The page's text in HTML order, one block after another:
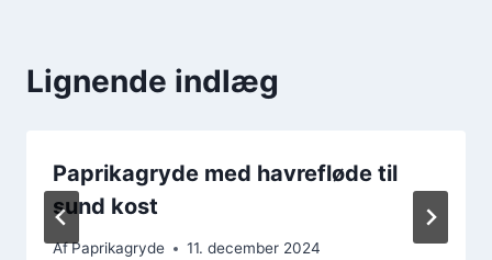
Lignende indlæg
Paprikagryde med havrefløde til
sund kost
AfPaprikagryde 11. december 2024